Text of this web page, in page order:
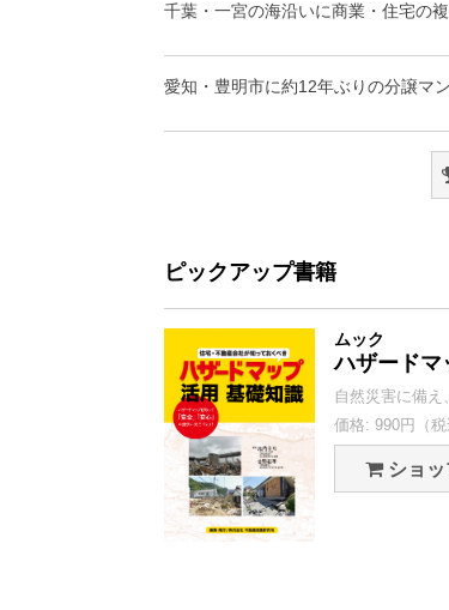
千葉・一宮の海沿いに商業・住宅の
愛知・豊明市に約12年ぶりの分譲マ
ピックアップ書籍
ムック
ハザードマ
自然災害に備え
価格: 990円（税
ショッ